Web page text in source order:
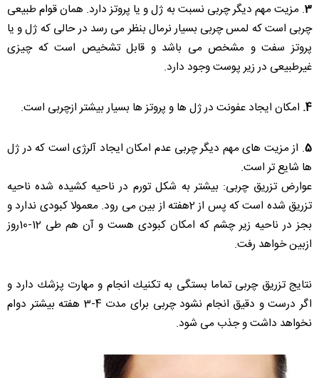
3. مزیت مهم دیگر چربی نسبت به ژل و یا پروتز دارد. همان قوام طبیعی
چربی است كه لمس چربی بسیار نرمال بنظر می رسد در حالی كه ژل و یا
پروتز سفت و مشخص می باشد و قابل تشخیص است كه چیزی
غیرطبیعی در زیر پوست وجود دارد.
4. امكان ایجاد عفونت در ژل ها و پروتز ها بسیار بیشتر ازچربی است.
5. از مزیت های مهم دیگر چربی عدم امكان ایجاد آلرژی است كه در ژل
ها شایع تر است.
عوارض تزریق چربی: بیشتر به شكل تورم در ناحیه كشیده شده ناحیه
تزریق شده است كه پس از 2هفته از بین می رود. معمولا كبودی ندارد و
بجز در ناحیه زیر چشم كه امكان كبودی هست و آن هم طی 12-10روز
ازبین خواهد رفت.
نتایج تزریق چربی تماما بستگی به تكنیك انجام و مهارت پزشك دارد و
اگر درست و دقیق انجام نشود چربی برای مدت 4-3 هفته بیشتر دوام
نخواهد داشت و جذب می شود.